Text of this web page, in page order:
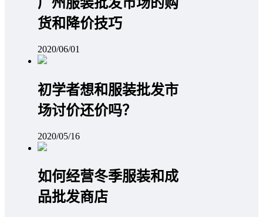
货和降价技巧
2020/06/01
初学者想和服装批发市
场讨价还价吗？
2020/05/16
如何经营冬季服装和成
品批发商店